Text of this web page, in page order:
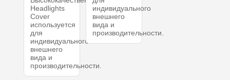
Headlights
Cover
используется
для
индивидуального
внешнего
вида и
производительности.
индивидуального
внешнего
вида и
производительности.